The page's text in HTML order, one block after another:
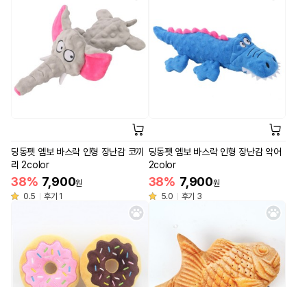
딩동펫 엠보 바스락 인형 장난감 코끼
리 2color
38% 7,900원
0.5
후기 1
딩동펫 엠보 바스락 인형 장난감 악어
2color
38% 7,900원
5.0
후기 3